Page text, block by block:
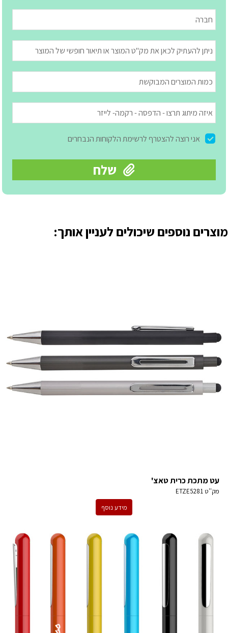
מוצרים נוספים שיכולים לעניין אותך:
עט מתכת כרית טאצ'
מק''טETZE5281
מידע נוסף